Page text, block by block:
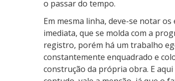
n
g
u
a
d
a
o passar do tempo.
Em mesma linha, deve-se notar
imediata, que se molda com a
registro, porém há um trabalho
constantemente enquadrado e
construção da própria obra. E